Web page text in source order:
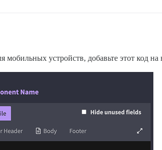
устройств, добавьте этот код